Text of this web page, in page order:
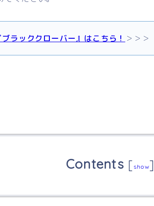
ラッククローバー』はこちら！ ＞＞＞
Contents [ show]